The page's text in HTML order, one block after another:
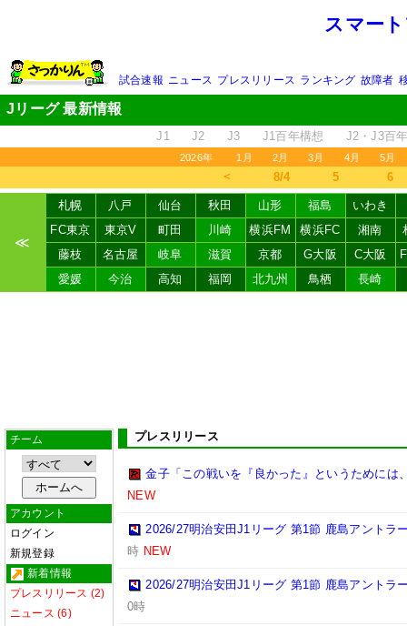
スマー
試合速報 ニュース プレスリリース ランキング 故障者
Jリーグ 最新情報
J1 J2 J3 J1百年構想 J2・J3百
2026年 1月 2月 3月 4月 5月
＜ 8/4 5 6
≪
札幌 八戸 仙台 秋田 山形 福島
いわき
FC東京
東京V 町田 川崎 横浜FM 横浜FC 湘南
藤枝
名古屋 岐阜 滋賀 京都 G大阪 C大阪
愛媛
今治 高知 福岡 北九州 鳥栖 長崎
チーム
アカウント
ログイン
新規登録
新着情報
プレスリリース (2)
ニュース (6)
プレスリリース
金子「この戦いを『良かった』というためには
NEW
2026/27明治安田J1リーグ 第1節 鹿島アントラ
時 NEW
2026/27明治安田J1リーグ 第1節 鹿島アントラ
0時